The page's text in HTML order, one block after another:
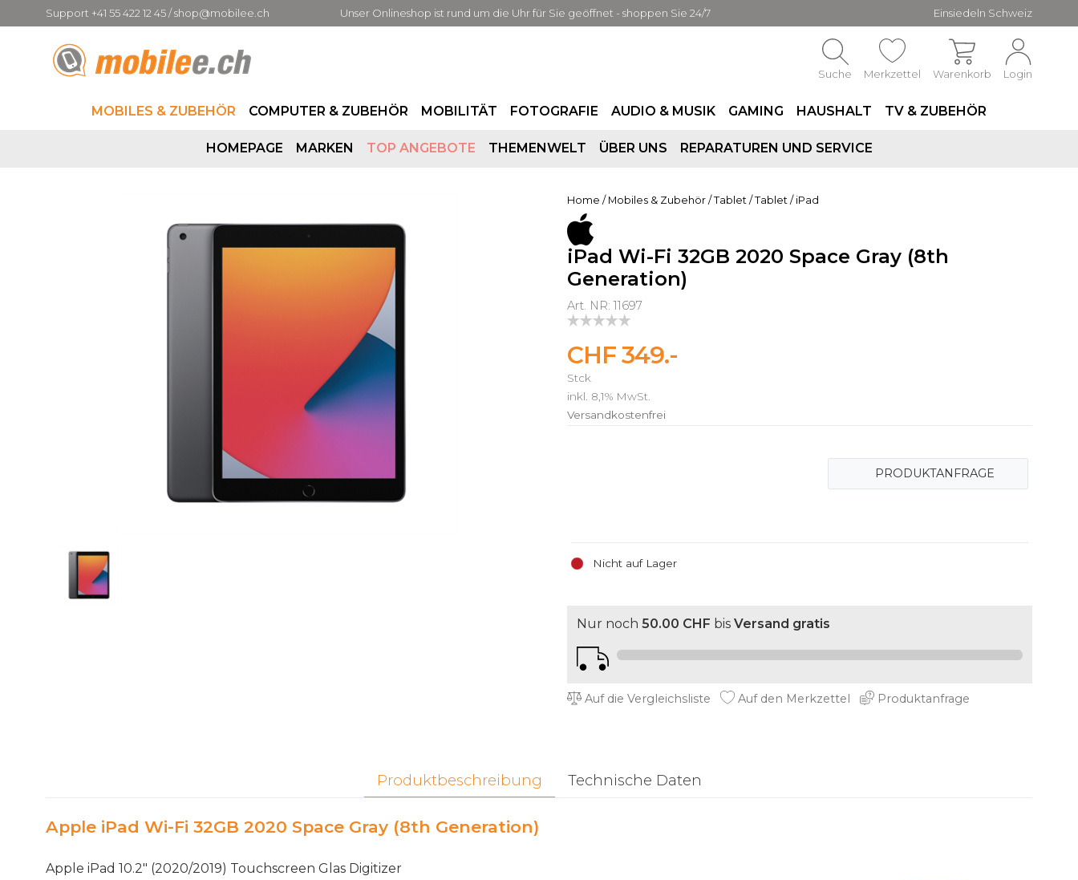
Support +41 55 422 12 45 / shop@mobilee.ch Unser Onlineshop ist rund um die Uhr für Sie geöffnet - shoppen Sie 24/7 Einsiedeln Schweiz
Suche Merkzettel Warenkorb Login
MOBILES & ZUBEHÖR COMPUTER & ZUBEHÖR MOBILITÄT FOTOGRAFIE AUDIO & MUSIK GAMING HAUSHALT TV & ZUBEHÖR
HOMEPAGE MARKEN TOP ANGEBOTE THEMENWELT ÜBER UNS REPARATUREN UND SERVICE
Home / Mobiles & Zubehör / Tablet / Tablet / iPad
iPad Wi-Fi 32GB 2020 Space Gray (8th
Generation)
Art. NR: 11697
CHF 349.-
Stck
inkl. 8,1% MwSt.
Versandkostenfrei
Nicht auf Lager
PRODUKTANFRAGE
Nur noch 50.00 CHF bis Versand gratis
Auf die Vergleichsliste Auf den Merkzettel Produktanfrage
Produktbeschreibung Technische Daten
Apple iPad Wi-Fi 32GB 2020 Space Gray (8th Generation)
Apple iPad 10.2" (2020/2019) Touchscreen Glas Digitizer